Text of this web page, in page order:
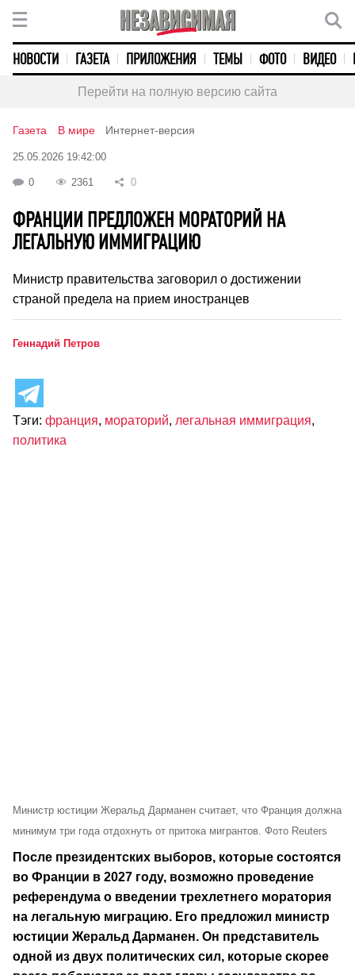
НОВОСТИ ГАЗЕТА ПРИЛОЖЕНИЯ ТЕМЫ ФОТО ВИДЕО
Перейти на полную версию сайта
Газета В мире Интернет-версия
25.05.2026 19:42:00
0 2361 0
ФРАНЦИИ ПРЕДЛОЖЕН МОРАТОРИЙ НА
ЛЕГАЛЬНУЮ ИММИГРАЦИЮ
Министр правительства заговорил о достижении
страной предела на прием иностранцев
Геннадий Петров
Тэги: франция, мораторий, легальная иммиграция,
политика
Министр юстиции Жеральд Дарманен считает, что Франция должна
минимум три года отдохнуть от притока мигрантов. Фото Reuters
После президентских выборов, которые состоятся
во Франции в 2027 году, возможно проведение
референдума о введении трехлетнего моратория
на легальную миграцию. Его предложил министр
юстиции Жеральд Дарманен. Он представитель
одной из двух политических сил, которые скорее